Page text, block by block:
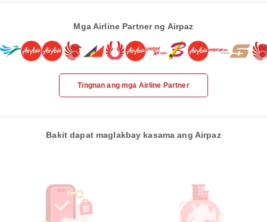
Mga Airline Partner ng Airpaz
Tingnan ang mga Airline Partner
Bakit dapat maglakbay kasama ang Airpaz